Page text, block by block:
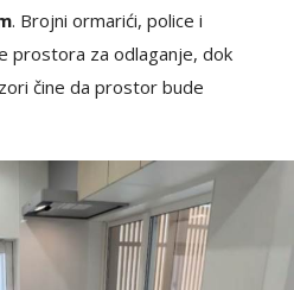
. Brojni ormarići, police i
prostora za odlaganje, dok
čine da prostor bude